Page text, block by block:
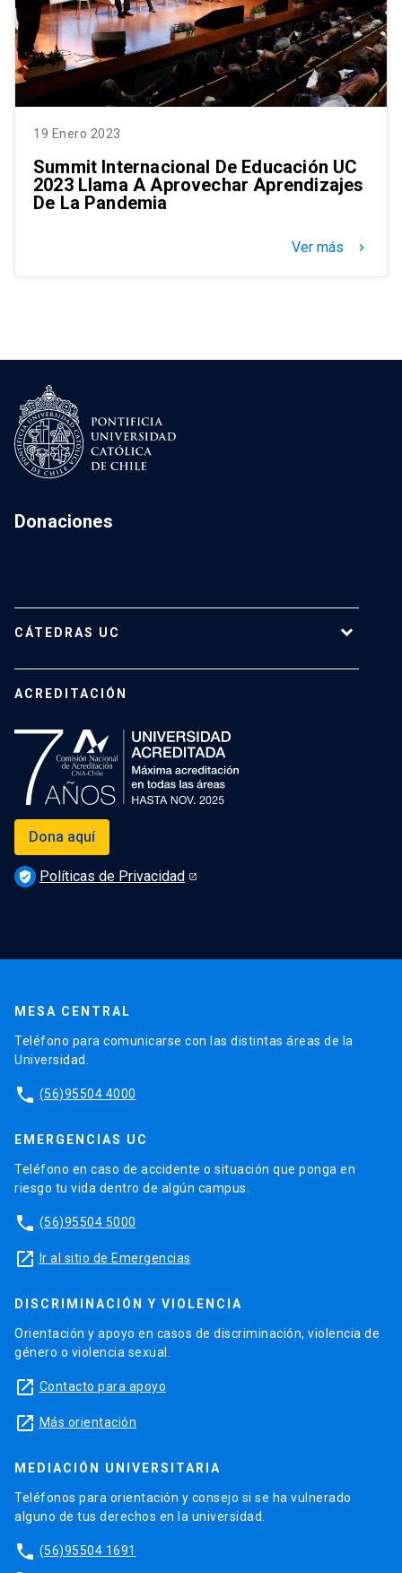
19 Enero 2023
Summit Internacional De Educación UC
2023 Llama A Aprovechar Aprendizajes
De La Pandemia
Ver más keyboard_arrow_right
Donaciones
CÁTEDRAS UC
ACREDITACIÓN
Dona aquí
verified_user Políticas de Privacidad
MESA CENTRAL
Teléfono para comunicarse con las distintas áreas de la
Universidad.
phone (56)95504 4000
EMERGENCIAS UC
Teléfono en caso de accidente o situación que ponga en
riesgo tu vida dentro de algún campus.
phone (56)95504 5000
launch Ir al sitio de Emergencias
DISCRIMINACIÓN Y VIOLENCIA
Orientación y apoyo en casos de discriminación, violencia de
género o violencia sexual.
launch Contacto para apoyo
launch Más orientación
MEDIACIÓN UNIVERSITARIA
Teléfonos para orientación y consejo si se ha vulnerado
alguno de tus derechos en la universidad.
phone (56)95504 1691